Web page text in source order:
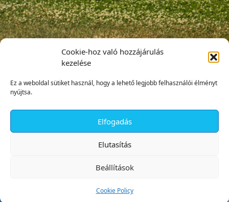
Cookie-hoz való hozzájárulás
kezelése
Ez a weboldal sütiket használ, hogy a lehető legjobb felhasználói élményt
nyújtsa.
Elfogadás
Elutasítás
Beállítások
Cookie Policy
✕